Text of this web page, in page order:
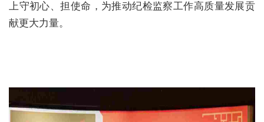
上守初心、担使命，为推动纪检监察工作高质量发展贡
献更大力量。